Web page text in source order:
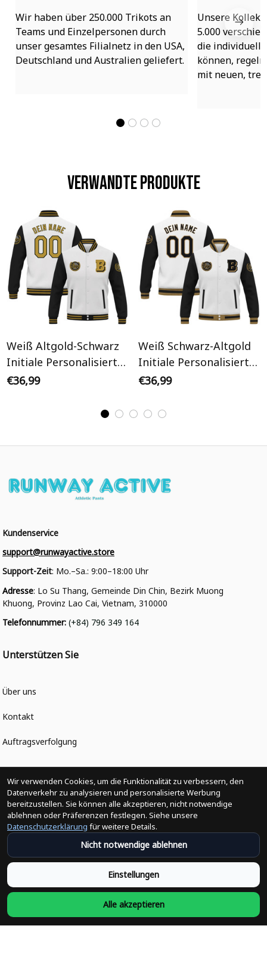
Wir haben über 250.000 Trikots an
Teams und Einzelpersonen durch
unser gesamtes Filialnetz in den USA,
Deutschland und Australien geliefert.
Unsere
5.000
die individuell
können,
mit neuen,
Verwandte Produkte
Weiß Altgold-Schwarz
Initiale Personalisiertes
Varsity College Jacke
€36,99
Weiß Schwarz-Altgold
Initiale Personalisiertes
Varsity College Jacke
€36,99
Kundenservice
support@runwayactive.store
Support-Zeit: Mo.–Sa.: 9:00–18:00 Uhr
Adresse: Lo Su Thang, Gemeinde Din Chin, Bezirk Muong
Khuong, Provinz Lao Cai, Vietnam, 310000
Telefonnummer: (+84) 796 349 164
Unterstützen Sie
Über uns
Kontakt
Auftragsverfolgung
Politiken
Änderungen der Bestellung
Versandpolitik
Rückerstattungsrichtlinie
Rückgabepolitik
Wir verwenden Cookies, um die Funktionalität zu verbessern, den
Datenverkehr zu analysieren und personalisierte Werbung
bereitzustellen. Sie können alle akzeptieren, nicht notwendige
ablehnen oder Präferenzen festlegen. Siehe unsere
Datenschutzerklärung für weitere Details.
Nicht notwendige ablehnen
Einstellungen
Alle akzeptieren